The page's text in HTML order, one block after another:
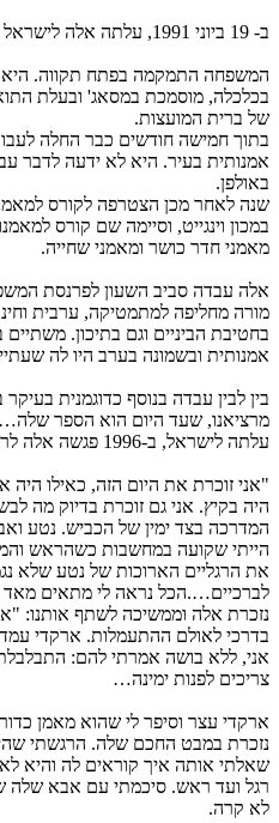
עלתה אלה לישראל עם בעלה ובתה.
התמקמה בפתח תקווה. היא
ברית המועצות.
חמישה חודשים כבר החלה
בעיר. היא לא ידעה לדבר
לאחר מכן הצטרפה לקורס
וינגייט, וסיימה שם קורס
חדר כושר ומאמני שחייה.
עבדה סביב השעון לפרנסת
מחליפה למתמטיקה, ערבית וחינוך
הביניים וגם בתיכון. משתיים
ובשמונה בערב היו לה
לבין עבדה בנוסף כדוגמנית בעיקר
שעד היום הוא הספר
לישראל, ב-1996 פגשה אלה לראשונה את נטע ריבקין.
זוכרת את היום הזה, כאילו היה
בקיץ. אני גם זוכרת בדיוק מה
בצד ימין של הכביש. נטע
שקועה במחשבות כשהראש
הרגליים הארוכות של נטע שלא
נראה לי מתאים מאד
אלה וממשיכה לשתף אותנו:
לאולם ההתעמלות. ארקדי עמד
ללא בושה אמרתי להם:
לפנות ימינה…
עצר וסיפר לי שהוא מאמן
במבט החכם שלה. הרגשתי
אותה איך קוראים לה והיא
ועד ראש. סיכמתי עם אבא שלה
קרה.